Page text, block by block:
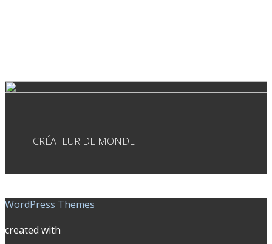
CRÉATEUR DE MONDE
WordPress Themes
created with